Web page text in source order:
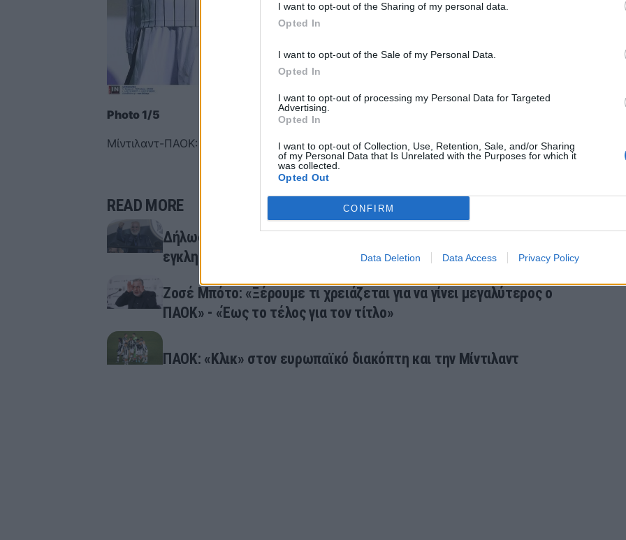
I want to opt-out of the Sharing of my personal data.
Opted In
I want to opt-out of the Sale of my Personal Data.
Opted In
I want to opt-out of processing my Personal Data for Targeted
Advertising.
Opted In
I want to opt-out of Collection, Use, Retention, Sale, and/or Sharing
of my Personal Data that Is Unrelated with the Purposes for which it
was collected.
Opted Out
CONFIRM
Data Deletion Data Access Privacy Policy
Photo 1/5
Μίντιλαντ-ΠΑΟΚ: Άγγλος διαιτητής στη Δανία (photos)
READ MORE
Δήλωση του Ιβάν Σαββίδη για τη δολοφονία του Άλκη – «Στυγνοί
εγκληματίες καμία σχέση με τον ΠΑΟΚ»
Ζοσέ Μπότο: «Ξέρουμε τι χρειάζεται για να γίνει μεγαλύτερος ο
ΠΑΟΚ» - «Έως το τέλος για τον τίτλο»
ΠΑΟΚ: «Κλικ» στον ευρωπαϊκό διακόπτη και την Μίντιλαντ